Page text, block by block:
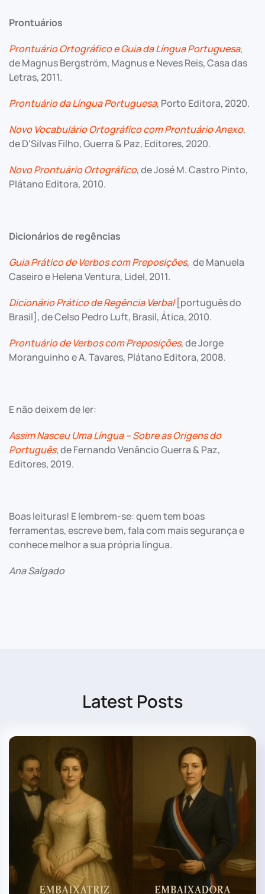
Prontuários
Prontuário Ortográfico e Guia da Língua Portuguesa,
de Magnus Bergström, Magnus e Neves Reis, Casa das
Letras, 2011.
Prontuário da Língua Portuguesa, Porto Editora, 2020.
Novo Vocabulário Ortográfico com Prontuário Anexo,
de D'Silvas Filho, Guerra & Paz, Editores, 2020.
Novo Prontuário Ortográfico, de José M. Castro Pinto,
Plátano Editora, 2010.
Dicionários de regências
Guia Prático de Verbos com Preposições, de Manuela
Caseiro e Helena Ventura, Lidel, 2011.
Dicionário Prático de Regência Verbal [português do
Brasil], de Celso Pedro Luft, Brasil, Ática, 2010.
Prontuário de Verbos com Preposições, de Jorge
Moranguinho e A. Tavares, Plátano Editora, 2008.
E não deixem de ler:
Assim Nasceu Uma Língua – Sobre as Origens do
Português, de Fernando Venâncio Guerra & Paz,
Editores, 2019.
Boas leituras! E lembrem-se: quem tem boas
ferramentas, escreve bem, fala com mais segurança e
conhece melhor a sua própria língua.
Ana Salgado
Latest Posts